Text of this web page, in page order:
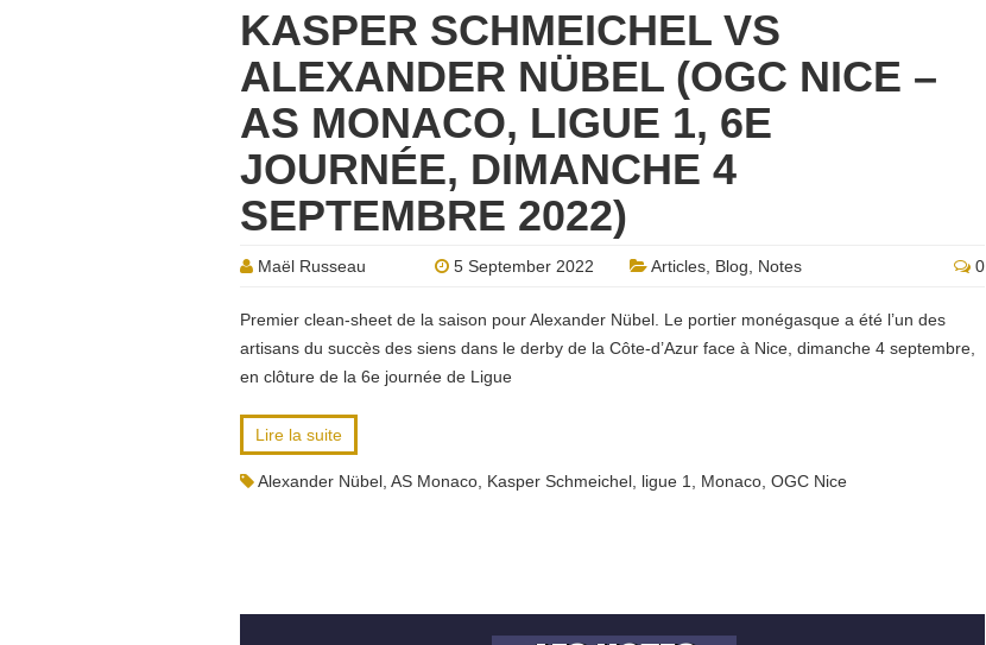
KASPER SCHMEICHEL VS
ALEXANDER NÜBEL (OGC NICE –
AS MONACO, LIGUE 1, 6E
JOURNÉE, DIMANCHE 4
SEPTEMBRE 2022)
Maël Russeau 5 September 2022 Articles Blog Notes 0
Premier clean-sheet de la saison pour Alexander Nübel. Le portier monégasque a été l’un des
artisans du succès des siens dans le derby de la Côte-d’Azur face à Nice, dimanche 4 septembre,
en clôture de la 6e journée de Ligue
Lire la suite
Alexander Nübel AS Monaco Kasper Schmeichel ligue 1 Monaco OGC Nice